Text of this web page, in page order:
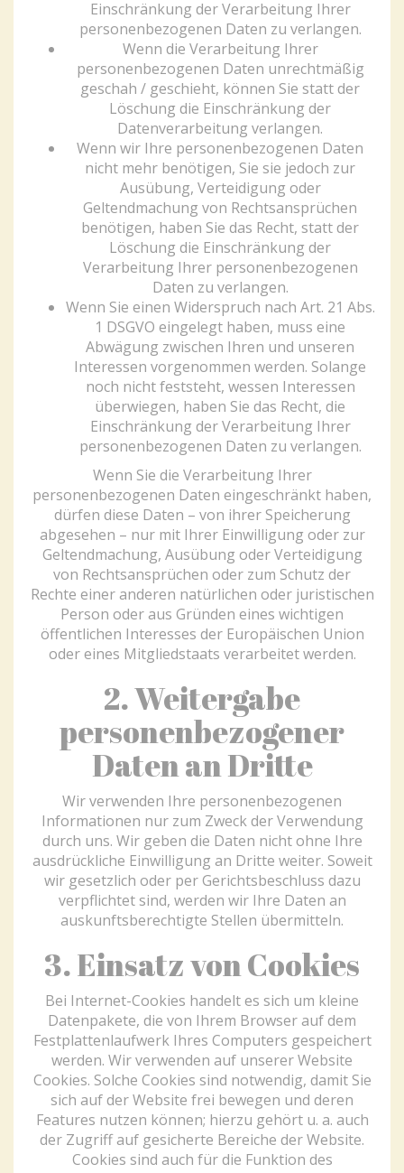
Einschränkung der Verarbeitung Ihrer
personenbezogenen Daten zu verlangen.
Wenn die Verarbeitung Ihrer
personenbezogenen Daten unrechtmäßig
geschah / geschieht, können Sie statt der
Löschung die Einschränkung der
Datenverarbeitung verlangen.
Wenn wir Ihre personenbezogenen Daten
nicht mehr benötigen, Sie sie jedoch zur
Ausübung, Verteidigung oder
Geltendmachung von Rechtsansprüchen
benötigen, haben Sie das Recht, statt der
Löschung die Einschränkung der
Verarbeitung Ihrer personenbezogenen
Daten zu verlangen.
Wenn Sie einen Widerspruch nach Art. 21 Abs.
1 DSGVO eingelegt haben, muss eine
Abwägung zwischen Ihren und unseren
Interessen vorgenommen werden. Solange
noch nicht feststeht, wessen Interessen
überwiegen, haben Sie das Recht, die
Einschränkung der Verarbeitung Ihrer
personenbezogenen Daten zu verlangen.
Wenn Sie die Verarbeitung Ihrer
personenbezogenen Daten eingeschränkt haben,
dürfen diese Daten – von ihrer Speicherung
abgesehen – nur mit Ihrer Einwilligung oder zur
Geltendmachung, Ausübung oder Verteidigung
von Rechtsansprüchen oder zum Schutz der
Rechte einer anderen natürlichen oder juristischen
Person oder aus Gründen eines wichtigen
öffentlichen Interesses der Europäischen Union
oder eines Mitgliedstaats verarbeitet werden.
2. Weitergabe
personenbezogener
Daten an Dritte
Wir verwenden Ihre personenbezogenen
Informationen nur zum Zweck der Verwendung
durch uns. Wir geben die Daten nicht ohne Ihre
ausdrückliche Einwilligung an Dritte weiter. Soweit
wir gesetzlich oder per Gerichtsbeschluss dazu
verpflichtet sind, werden wir Ihre Daten an
auskunftsberechtigte Stellen übermitteln.
3. Einsatz von Cookies
Bei Internet-Cookies handelt es sich um kleine
Datenpakete, die von Ihrem Browser auf dem
Festplattenlaufwerk Ihres Computers gespeichert
werden. Wir verwenden auf unserer Website
Cookies. Solche Cookies sind notwendig, damit Sie
sich auf der Website frei bewegen und deren
Features nutzen können; hierzu gehört u. a. auch
der Zugriff auf gesicherte Bereiche der Website.
Cookies sind auch für die Funktion des